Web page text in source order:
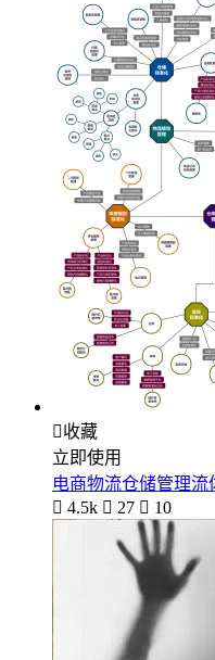
收藏
立即使用
电商物流仓储管理流
 4.5k  27  10